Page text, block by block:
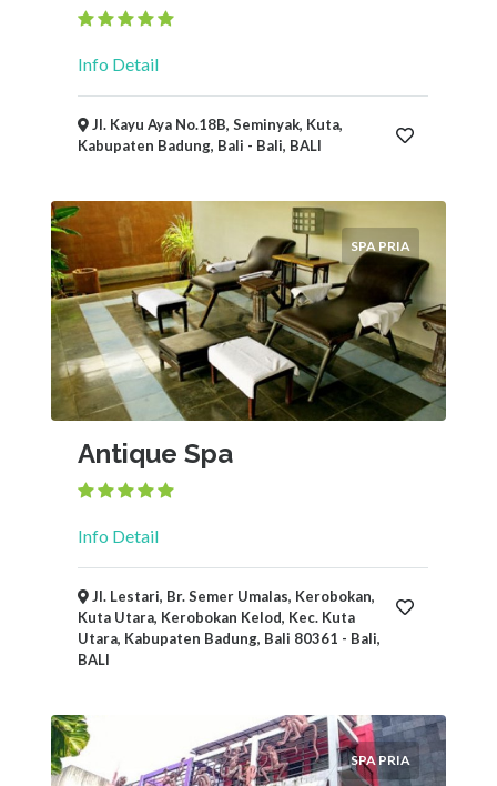
Info Detail
Jl. Kayu Aya No.18B, Seminyak, Kuta,
Kabupaten Badung, Bali - Bali, BALI
SPA PRIA
Antique Spa
Info Detail
Jl. Lestari, Br. Semer Umalas, Kerobokan,
Kuta Utara, Kerobokan Kelod, Kec. Kuta
Utara, Kabupaten Badung, Bali 80361 - Bali,
BALI
SPA PRIA